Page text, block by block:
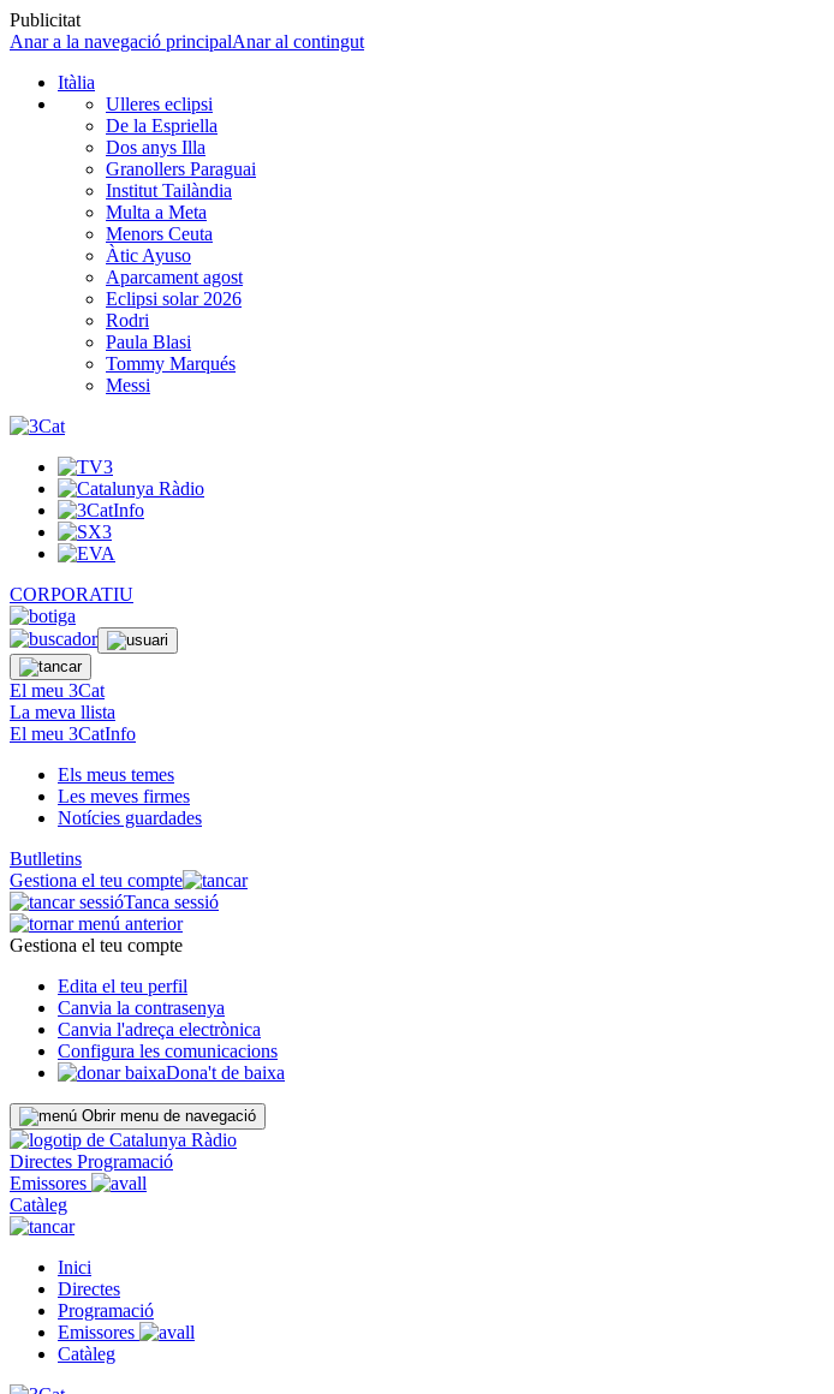
Publicitat
Anar a la navegació principalAnar al contingut
Itàlia
Ulleres eclipsi
De la Espriella
Dos anys Illa
Granollers Paraguai
Institut Tailàndia
Multa a Meta
Menors Ceuta
Àtic Ayuso
Aparcament agost
Eclipsi solar 2026
Rodri
Paula Blasi
Tommy Marqués
Messi
CORPORATIU
El meu 3Cat
La meva llista
El meu 3CatInfo
Els meus temes
Les meves firmes
Notícies guardades
Butlletins
Gestiona el teu compte
Tanca sessió
Gestiona el teu compte
Edita el teu perfil
Canvia la contrasenya
Canvia l'adreça electrònica
Configura les comunicacions
Dona't de baixa
Obrir menu de navegació
Directes Programació
Emissores
Catàleg
Inici
Directes
Programació
Emissores
Catàleg